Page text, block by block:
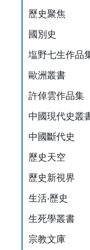
歷史聚焦
國別史
塩野七生作品
歐洲叢書
許倬雲作品集
中國現代史叢
中國斷代史
歷史天空
歷史新視界
生活‧歷史
生死學叢書
宗教文庫